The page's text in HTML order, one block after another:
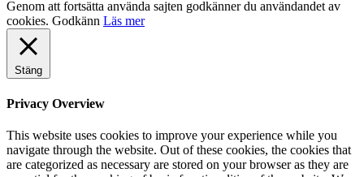
Genom att fortsätta använda sajten godkänner du användandet av
cookies. Godkänn Läs mer
Stäng
Privacy Overview
This website uses cookies to improve your experience while you
navigate through the website. Out of these cookies, the cookies that
are categorized as necessary are stored on your browser as they are